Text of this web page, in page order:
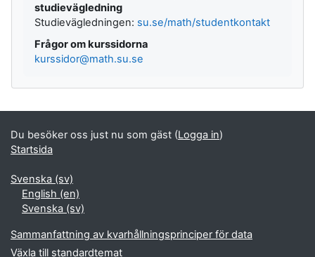
studievägledning
Studievägledningen: su.se/math/studentkontakt
Frågor om kurssidorna
kurssidor@math.su.se
Du besöker oss just nu som gäst (Logga in)
Startsida
Svenska ‎(sv)‎
English ‎(en)‎
Svenska ‎(sv)‎
Sammanfattning av kvarhållningsprinciper för data
Växla till standardtemat